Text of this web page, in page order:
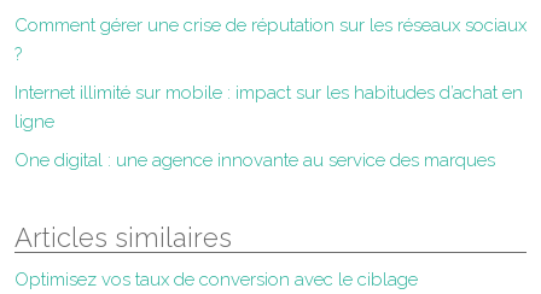
Comment gérer une crise de réputation sur les réseaux sociaux
?
Internet illimité sur mobile : impact sur les habitudes d’achat en
ligne
One digital : une agence innovante au service des marques
Articles similaires
Optimisez vos taux de conversion avec le ciblage